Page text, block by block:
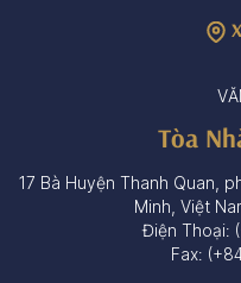
Tòa
17 Bà Huyện Thanh Quan,
Minh, Việt
Điện Thoại:
Fax: